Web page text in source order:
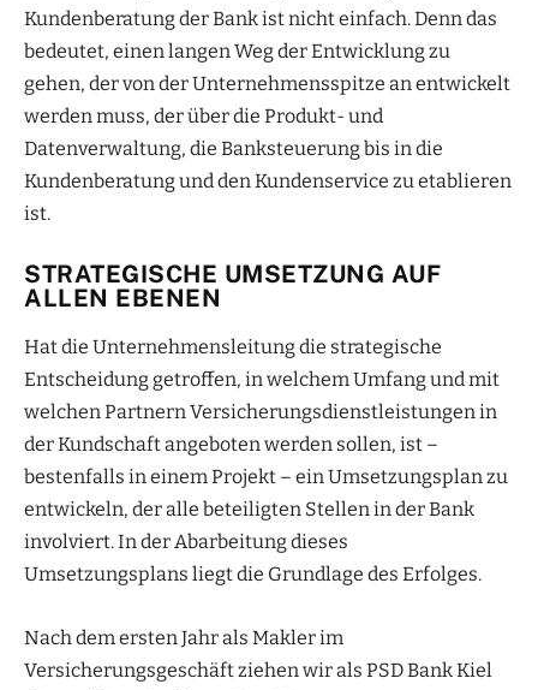
Kundenberatung der Bank ist nicht einfach. Denn das
bedeutet, einen langen Weg der Entwicklung zu
gehen, der von der Unternehmensspitze an entwickelt
werden muss, der über die Produkt- und
Datenverwaltung, die Banksteuerung bis in die
Kundenberatung und den Kundenservice zu etablieren
ist.
STRATEGISCHE UMSETZUNG AUF
ALLEN EBENEN
Hat die Unternehmensleitung die strategische
Entscheidung getroffen, in welchem Umfang und mit
welchen Partnern Versicherungsdienstleistungen in
der Kundschaft angeboten werden sollen, ist –
bestenfalls in einem Projekt – ein Umsetzungsplan zu
entwickeln, der alle beteiligten Stellen in der Bank
involviert. In der Abarbeitung dieses
Umsetzungsplans liegt die Grundlage des Erfolges.
Nach dem ersten Jahr als Makler im
Versicherungsgeschäft ziehen wir als PSD Bank Kiel